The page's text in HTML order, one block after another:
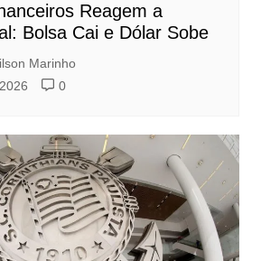
Reagem a
Bolsa Cai e Dólar Sobe
Marinho
0